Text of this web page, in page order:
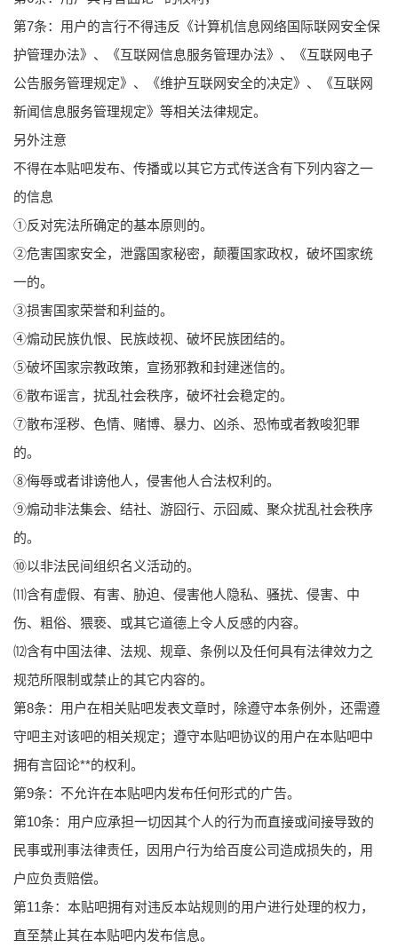
第7条：用户的言行不得违反《计算机信息网络国际联网安全保
护管理办法》、《互联网信息服务管理办法》、《互联网电子
公告服务管理规定》、《维护互联网安全的决定》、《互联网
新闻信息服务管理规定》等相关法律规定。
另外注意
不得在本贴吧发布、传播或以其它方式传送含有下列内容之一
的信息
①反对宪法所确定的基本原则的。
②危害国家安全，泄露国家秘密，颠覆国家政权，破坏国家统
一的。
③损害国家荣誉和利益的。
④煽动民族仇恨、民族歧视、破坏民族团结的。
⑤破坏国家宗教政策，宣扬邪教和封建迷信的。
⑥散布谣言，扰乱社会秩序，破坏社会稳定的。
⑦散布淫秽、色情、赌博、暴力、凶杀、恐怖或者教唆犯罪
的。
⑧侮辱或者诽谤他人，侵害他人合法权利的。
⑨煽动非法集会、结社、游囧行、示囧威、聚众扰乱社会秩序
的。
⑩以非法民间组织名义活动的。
⑾含有虚假、有害、胁迫、侵害他人隐私、骚扰、侵害、中
伤、粗俗、猥亵、或其它道德上令人反感的内容。
⑿含有中国法律、法规、规章、条例以及任何具有法律效力之
规范所限制或禁止的其它内容的。
第8条：用户在相关贴吧发表文章时，除遵守本条例外，还需遵
守吧主对该吧的相关规定；遵守本贴吧协议的用户在本贴吧中
拥有言囧论**的权利。
第9条：不允许在本贴吧内发布任何形式的广告。
第10条：用户应承担一切因其个人的行为而直接或间接导致的
民事或刑事法律责任，因用户行为给百度公司造成损失的，用
户应负责赔偿。
第11条：本贴吧拥有对违反本站规则的用户进行处理的权力，
直至禁止其在本贴吧内发布信息。